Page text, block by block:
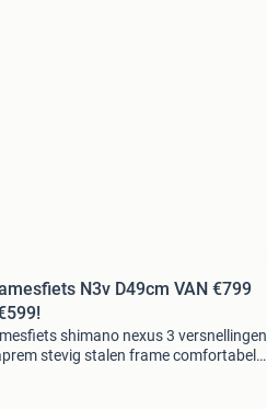
N3v D49cm VAN €799
shimano nexus 3 versnellingen
stevig stalen frame comfortabel